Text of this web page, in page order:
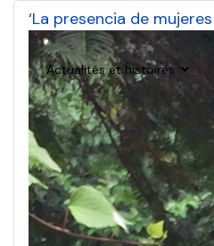
Actualités et histoires
‘La presencia de